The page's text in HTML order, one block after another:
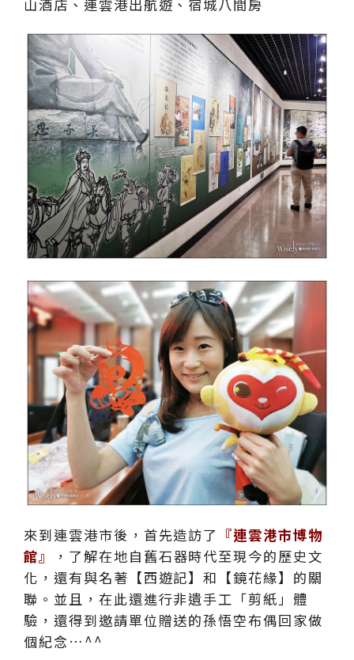
來到連雲港市後，首先造訪了 『連雲港市博物
館』
，了解在地自舊石器時代至現今的歷史文
化，還有與名著【西遊記】和【鏡花緣】的關
聯。並且，在此還進行非遺手工「剪紙」體
驗，還得到邀請單位贈送的孫悟空布偶回家做
個紀念…^^